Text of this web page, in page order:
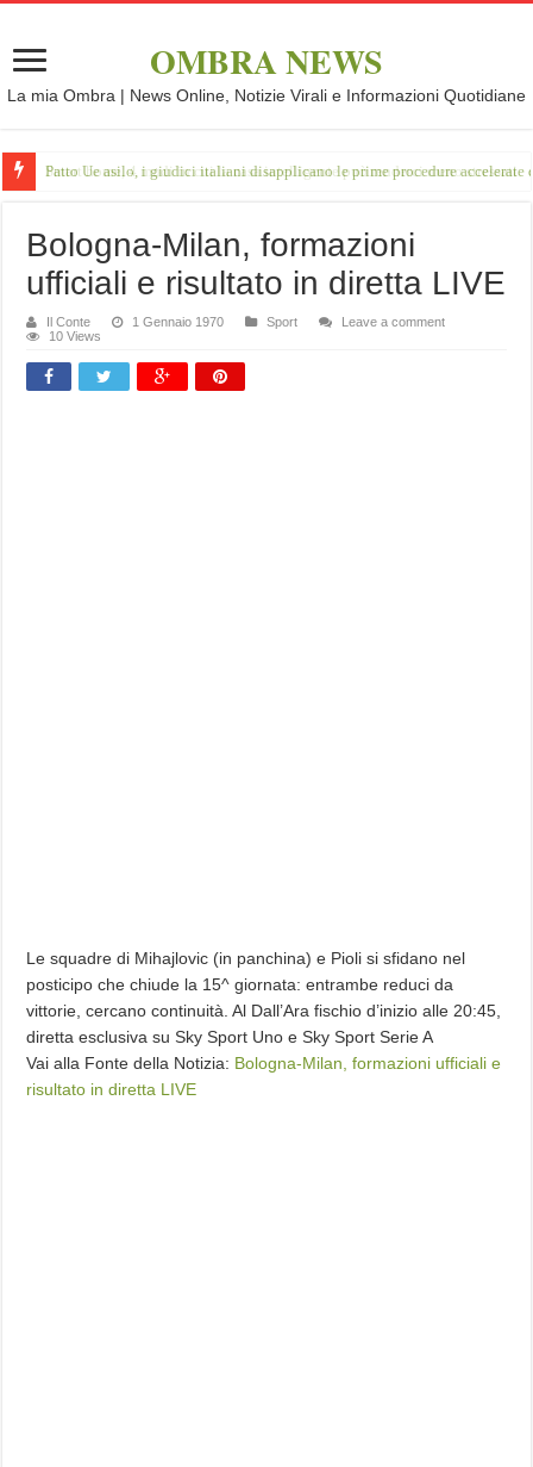
OMBRA NEWS
La mia Ombra | News Online, Notizie Virali e Informazioni Quotidiane
Patto Ue asilo, i giudici italiani disapplicano le prime procedure accelerate
Bologna-Milan, formazioni
ufficiali e risultato in diretta LIVE
Il Conte 1 Gennaio 1970 Sport
Leave a comment
10 Views
Le squadre di Mihajlovic (in panchina) e Pioli si sfidano nel
posticipo che chiude la 15^ giornata: entrambe reduci da
vittorie, cercano continuità. Al Dall’Ara fischio d’inizio alle 20:45,
diretta esclusiva su Sky Sport Uno e Sky Sport Serie A
Vai alla Fonte della Notizia: Bologna-Milan, formazioni ufficiali e
risultato in diretta LIVE